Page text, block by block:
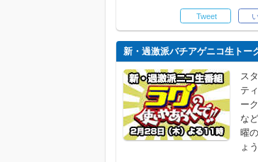
Tweet
新・過激派バチアゲニコ生トー
ス
テ
ー
な
曜
ょ